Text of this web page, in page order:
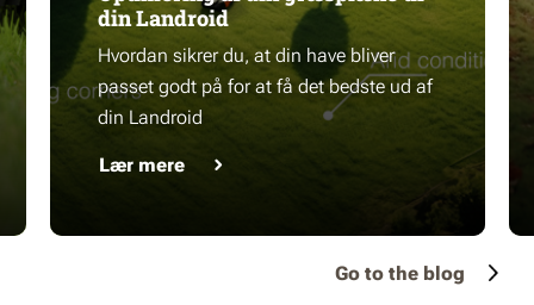
din Landroid
Hvordan sikrer du, at din have bliver
passet godt på for at få det bedste ud af
din Landroid
Lær mere
Go to the blog